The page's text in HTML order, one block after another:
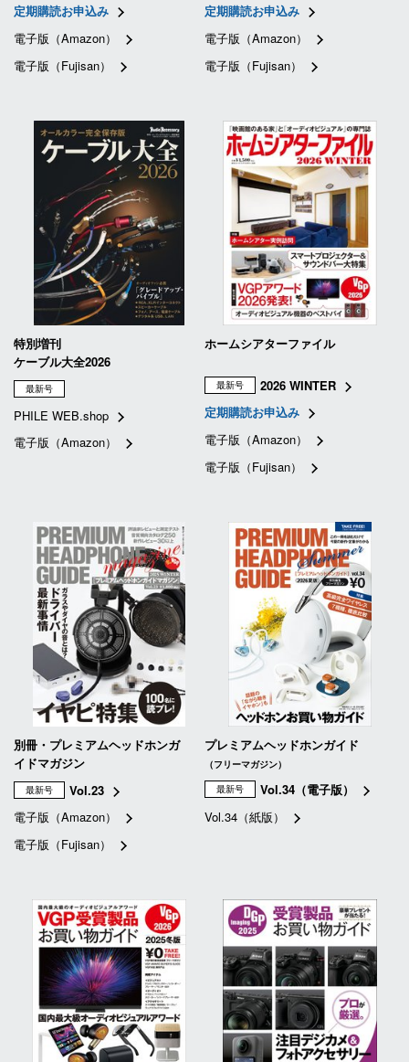
定期購読お申込み
電子版（Amazon）
電子版（Fujisan）
定期購読お申込み
電子版（Amazon）
電子版（Fujisan）
特別増刊
ケーブル大全2026
最新号
PHILE WEB.shop
電子版（Amazon）
ホームシアターファイル
最新号
2026 WINTER
定期購読お申込み
電子版（Amazon）
電子版（Fujisan）
別冊・プレミアムヘッドホンガ
イドマガジン
最新号
Vol.23
電子版（Amazon）
電子版（Fujisan）
プレミアムヘッドホンガイド
（フリーマガジン）
最新号
Vol.34（電子版）
Vol.34（紙版）